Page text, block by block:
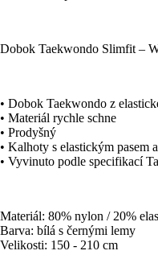
Dobok Taekwondo Slimfit –
• Dobok Taekwondo z
• Materiál rychle schne
• Prodyšný
• Kalhoty s elastickým pasem
• Vyvinuto podle specifikací
Materiál: 80% nylon / 20%
Barva: bílá s černými lemy
Velikosti: 150 - 210 cm